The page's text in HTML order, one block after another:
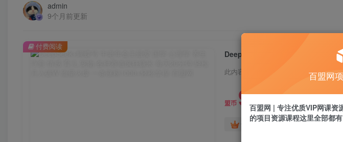
admin
9个月前更新
此内容为付费阅读，请付费后查看
盟币 9.9
黄金会员免费 超级会员 免费
付费阅读
百盟网
百盟网 | 专注优质VIP网课资
的项目资源课程这里全部都有